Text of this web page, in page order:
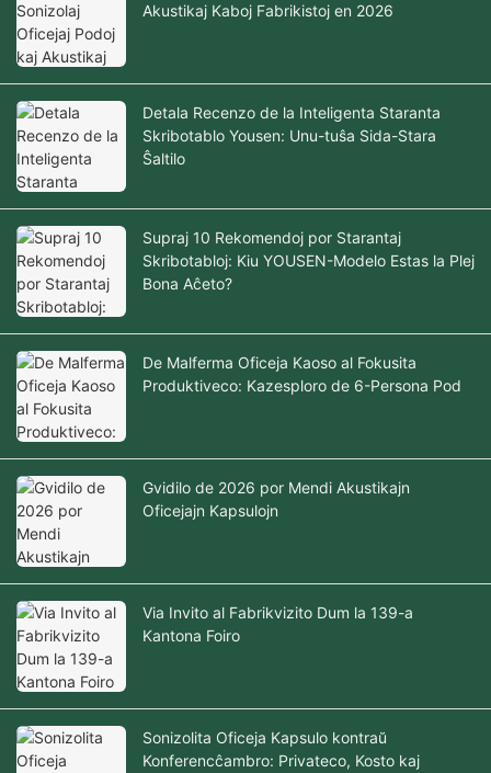
Akustikaj Kaboj Fabrikistoj en 2026
Detala Recenzo de la Inteligenta Staranta
Skribotablo Yousen: Unu-tuŝa Sida-Stara
Ŝaltilo
Supraj 10 Rekomendoj por Starantaj
Skribotabloj: Kiu YOUSEN-Modelo Estas la Plej
Bona Aĉeto?
De Malferma Oficeja Kaoso al Fokusita
Produktiveco: Kazesploro de 6-Persona Pod
Gvidilo de 2026 por Mendi Akustikajn
Oficejajn Kapsulojn
Via Invito al Fabrikvizito Dum la 139-a
Kantona Foiro
Sonizolita Oficeja Kapsulo kontraŭ
Konferencĉambro: Privateco, Kosto kaj